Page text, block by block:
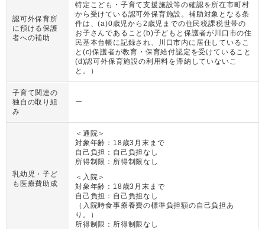
認可外保育所
に預ける保護
者への補助
特定こども・子育て支援施設等の確認を所在市町村
から受けている認可外保育施設。補助対象となる条
件は、(a)0歳児から2歳児までの住民税課税世帯の
お子さんであること(b)子どもと保護者が川口市の住
民基本台帳に記録され、川口市内に居住しているこ
と(c)保護者が教育・保育給付認定を受けていること
(d)認可外保育施設の利用料を滞納していないこ
と。
）
子育て関連の
独自の取り組
み
ー
乳幼児・子ど
も医療費助成
＜通院＞
対象年齢： 18歳3月末まで
自己負担： 自己負担なし
所得制限： 所得制限なし
＜入院＞
対象年齢： 18歳3月末まで
自己負担： 自己負担なし
（ 入院時食事療養費の標準負担額の自己負担あ
り。
）
所得制限： 所得制限なし